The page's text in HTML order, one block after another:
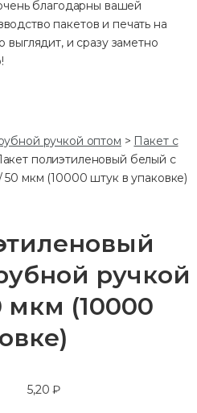
благодарны вашей
пакетов и печать на
выглядит, и сразу заметно
ручкой оптом > Пакет с
полиэтиленовый белый с
мкм (10000 штук в упаковке)
ручкой
мкм (10000
5,20₽